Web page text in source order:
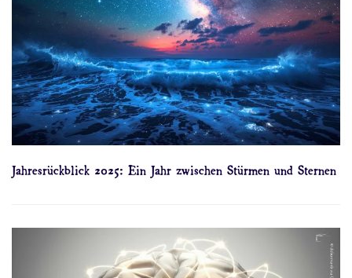
Jahresrückblick 2025: Ein Jahr zwischen Stürmen und Sternen